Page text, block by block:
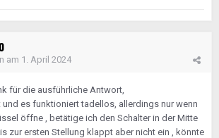
am 1. April 2024
für die ausführliche Antwort,
und es funktioniert tadellos, allerdings nur wenn
öffne , betätige ich den Schalter in der Mitte
zur ersten Stellung klappt aber nicht ein , könnte